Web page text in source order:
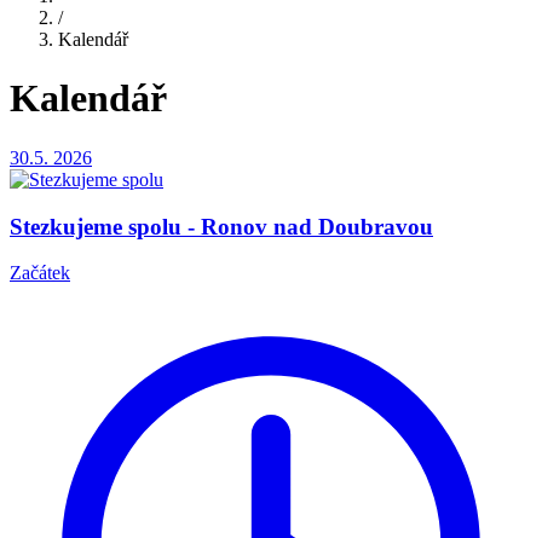
/
Kalendář
Kalendář
30.5. 2026
Stezkujeme spolu - Ronov nad Doubravou
Začátek